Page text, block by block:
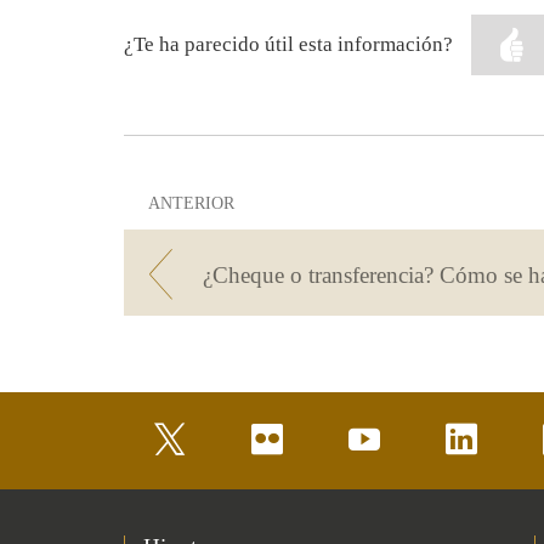
¿Te ha parecido útil esta información?
ANTERIOR
flickr youtube linkedin